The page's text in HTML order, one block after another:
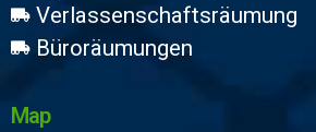
Verlassenschaftsräumung
Büroräumungen
Map